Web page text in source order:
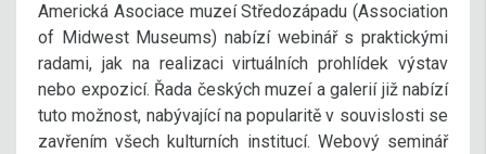
Americká Asociace muzeí Středozápadu (Association
of Midwest Museums) nabízí webinář s praktickými
radami, jak na realizaci virtuálních prohlídek výstav
nebo expozicí. Řada českých muzeí a galerií již nabízí
tuto možnost, nabývající na popularitě v souvislosti se
zavřením všech kulturních institucí. Webový seminář